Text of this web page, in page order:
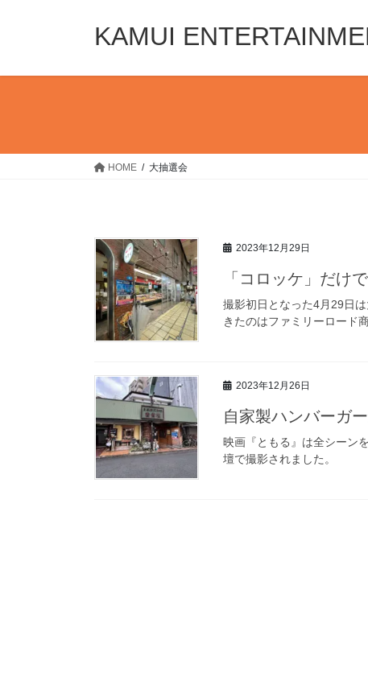
KAMUI
HOME 大抽選会
2023年12月29日
「コロッケ」だけ
撮影初日となった4月29日
きたのはファミリーロード
2023年12月26日
自家製ハンバーガ
映画『ともる』は全シーン
壇で撮影されました。